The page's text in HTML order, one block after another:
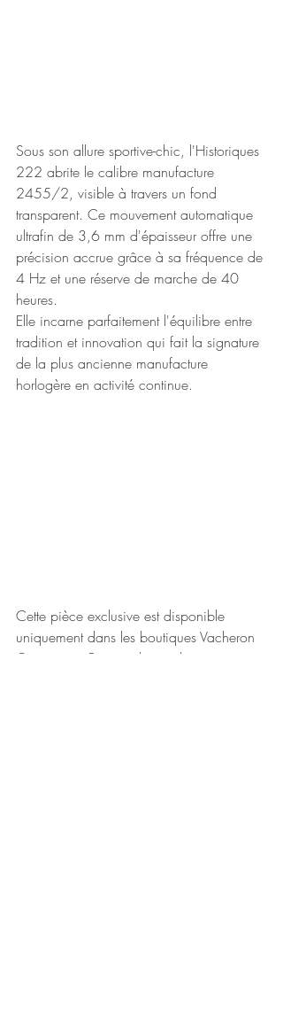
Sous son allure sportive-chic, l'Historiques
222 abrite le calibre manufacture
2455/2, visible à travers un fond
transparent. Ce mouvement automatique
ultrafin de 3,6 mm d'épaisseur offre une
précision accrue grâce à sa fréquence de
4 Hz et une réserve de marche de 40
heures.
Elle incarne parfaitement l'équilibre entre
tradition et innovation qui fait la signature
de la plus ancienne manufacture
horlogère en activité continue.
Cette pièce exclusive est disponible
uniquement dans les boutiques Vacheron
Constantin - Prix sur demande.